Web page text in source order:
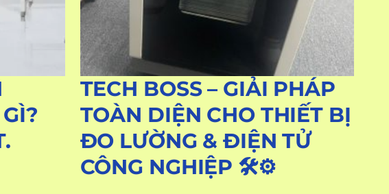
TECH BOSS – GIẢI PHÁP
TOÀN DIỆN CHO THIẾT BỊ
ĐO LƯỜNG & ĐIỆN TỬ
CÔNG NGHIỆP 🛠️⚙️